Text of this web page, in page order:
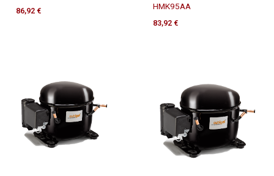
86,92 €
HMK95AA
83,92 €